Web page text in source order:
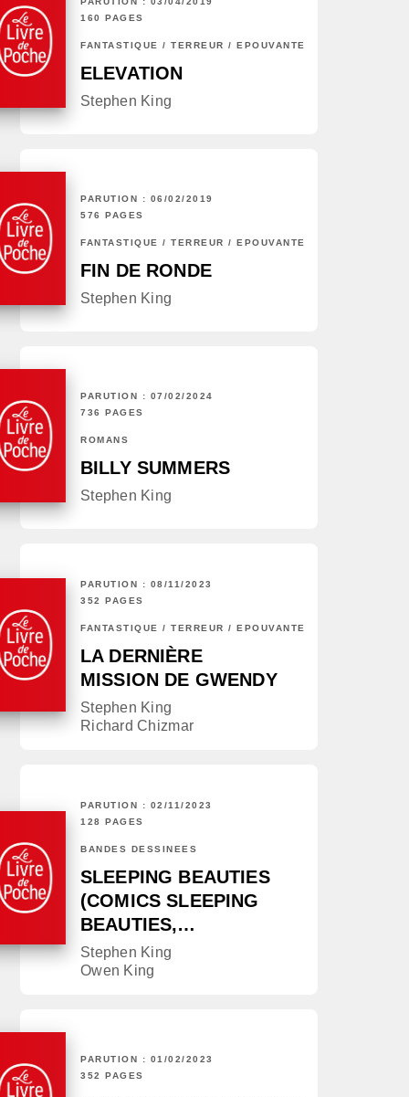
160 PAGES
FANTASTIQUE / TERREUR / EPOUVANTE
ELEVATION
Stephen King
PARUTION : 06/02/2019
576 PAGES
FANTASTIQUE / TERREUR / EPOUVANTE
FIN DE RONDE
Stephen King
PARUTION : 07/02/2024
736 PAGES
ROMANS
BILLY SUMMERS
Stephen King
PARUTION : 08/11/2023
352 PAGES
FANTASTIQUE / TERREUR / EPOUVANTE
LA DERNIÈRE
MISSION DE GWENDY
Stephen King
Richard Chizmar
PARUTION : 02/11/2023
128 PAGES
BANDES DESSINÉES
SLEEPING BEAUTIES
(COMICS SLEEPING
BEAUTIES,…
Stephen King
Owen King
PARUTION : 01/02/2023
352 PAGES